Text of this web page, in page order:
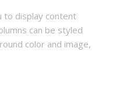
to display content
can be styled
color and image,